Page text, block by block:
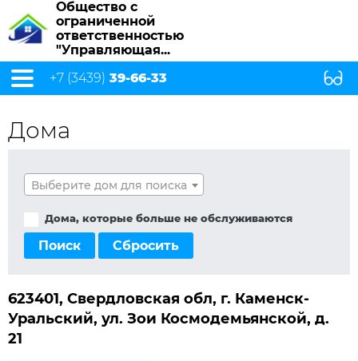
Общество с
ограниченной
ответственностью
"Управляющая...
+7 (3439) 39-66-33
Дома
Выберите дом для поиска
Дома, которые больше не обслуживаются
Поиск Сбросить
623401, Свердловская обл, г. Каменск-
Уральский, ул. Зои Космодемьянской, д.
21